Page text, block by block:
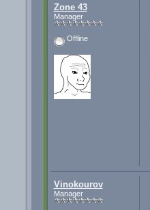
Zone 43
Manager
Offline
Vinokourov
Manager